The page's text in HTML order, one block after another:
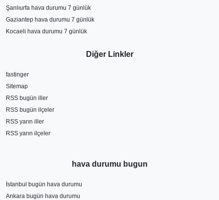
Şanlıurfa hava durumu 7 günlük
Gaziantep hava durumu 7 günlük
Kocaeli hava durumu 7 günlük
Diğer Linkler
fastinger
Sitemap
RSS bugün iller
RSS bugün ilçeler
RSS yarın iller
RSS yarın ilçeler
hava durumu bugun
İstanbul bugün hava durumu
Ankara bugün hava durumu